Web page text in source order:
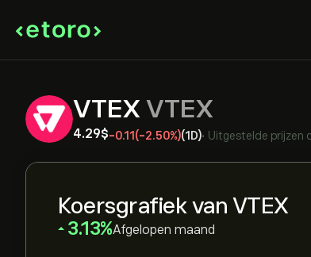
VTEX VTEX
4.29‎$‎-0.11 (-2.50%)(1D)• Uitgestelde prijzen
Koersgrafiek van VTEX
‎3.13‎ Afgelopen maand